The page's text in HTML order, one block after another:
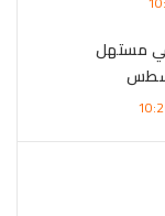
مستهل